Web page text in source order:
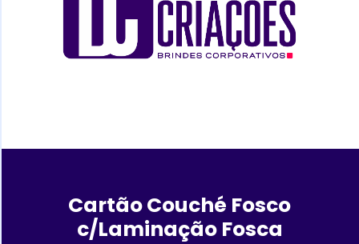
Cartão Couché Fosco
c/Laminação Fosca